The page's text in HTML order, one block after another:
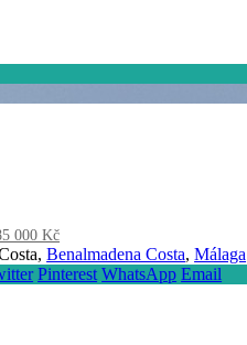
000 Kč
Benalmadena Costa,Málaga
Pinterest WhatsApp Email